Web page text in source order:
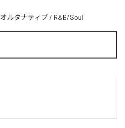
オルタナティブ / R&B/Soul